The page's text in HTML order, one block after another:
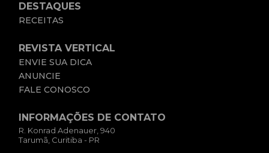
DESTAQUES
RECEITAS
REVISTA VERTICAL
ENVIE SUA DICA
ANUNCIE
FALE CONOSCO
INFORMAÇÕES DE CONTATO
R. Konrad Adenauer, 940
Tarumã, Curitiba - PR